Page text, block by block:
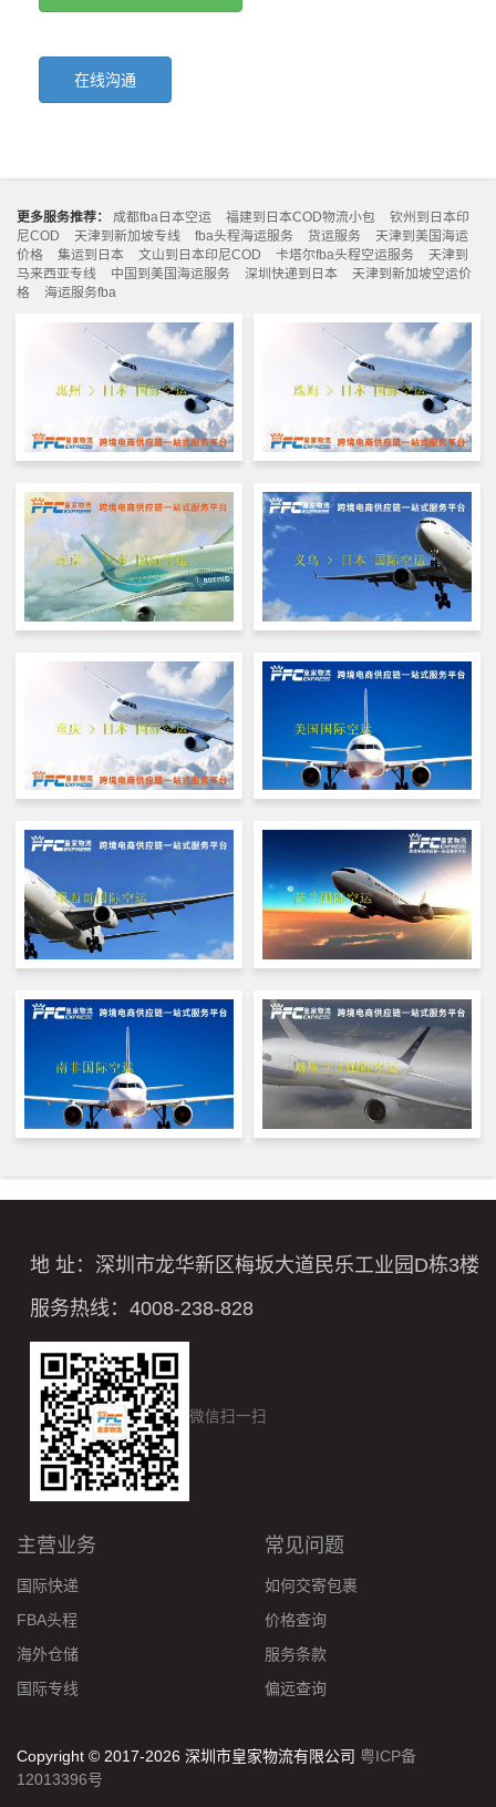
在线沟通
更多服务推荐： 成都fba日本空运 福建到日本COD物流小包
钦州到日本印
尼COD
天津到新加坡专线 fba头程海运服务 货运服务
天津到美国海运
价格
集运到日本 文山到日本印尼COD 卡塔尔fba头程空运服务
天津到
马来西亚专线
中国到美国海运服务 深圳快递到日本
天津到新加坡空运价
格
海运服务fba
地 址：深圳市龙华新区梅坂大道民乐工业园D栋3楼
服务热线：4008-238-828
微信扫一扫
主营业务
国际快递
FBA头程
海外仓储
国际专线
常见问题
如何交寄包裹
价格查询
服务条款
偏远查询
Copyright © 2017-2026 深圳市皇家物流有限公司 粤ICP备
12013396号